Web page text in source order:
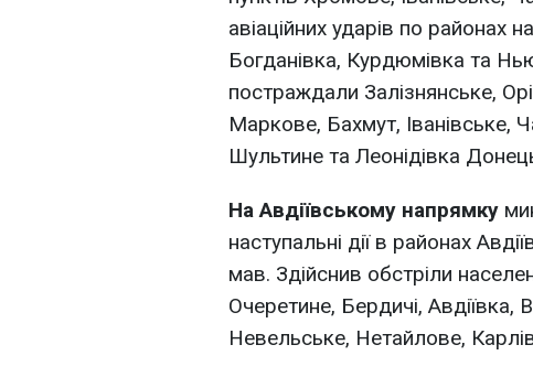
авіаційних ударів по районах
Богданівка, Курдюмівка та
постраждали Залізнянське,
Маркове, Бахмут, Іванівське,
Шультине та Леонідівка
На Авдіївському напрямку
наступальні дії в районах
мав. Здійснив обстріли
Очеретине, Бердичі,
Невельське, Нетайлове,